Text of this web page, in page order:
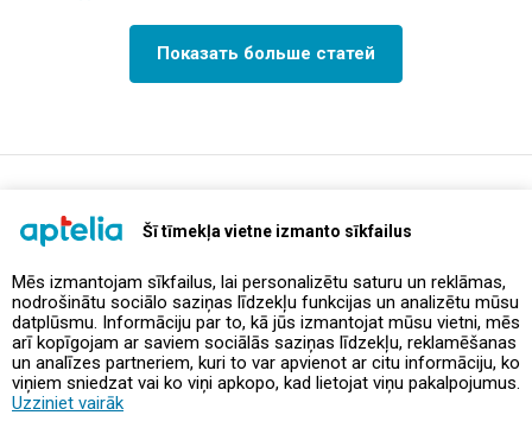
Šī tīmekļa vietne izmanto sīkfailus
Mēs izmantojam sīkfailus, lai personalizētu saturu un reklāmas,
nodrošinātu sociālo saziņas līdzekļu funkcijas un analizētu mūsu
datplūsmu. Informāciju par to, kā jūs izmantojat mūsu vietni, mēs
arī kopīgojam ar saviem sociālās saziņas līdzekļu, reklamēšanas
un analīzes partneriem, kuri to var apvienot ar citu informāciju, ko
viņiem sniedzat vai ko viņi apkopo, kad lietojat viņu pakalpojumus.
Uzziniet vairāk
Показать больше статей
Предложения и акции
Контакты